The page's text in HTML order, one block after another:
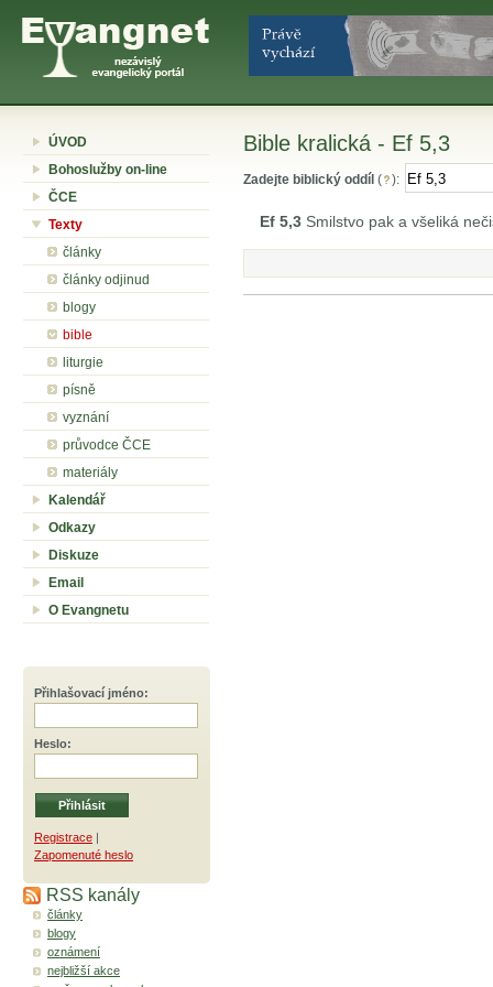
ÚVOD
Bohoslužby on-line
ČCE
Texty
články
články odjinud
blogy
bible
liturgie
písně
vyznání
průvodce ČCE
materiály
Kalendář
Odkazy
Diskuze
Email
O Evangnetu
Přihlašovací jméno:
Heslo:
Registrace |
Zapomenuté heslo
RSS kanály
články
blogy
oznámení
nejbližší akce
Bible kralická - Ef 5,3
Zadejte biblický oddíl ( ):
Ef 5,3 Smilstvo pak a všeliká